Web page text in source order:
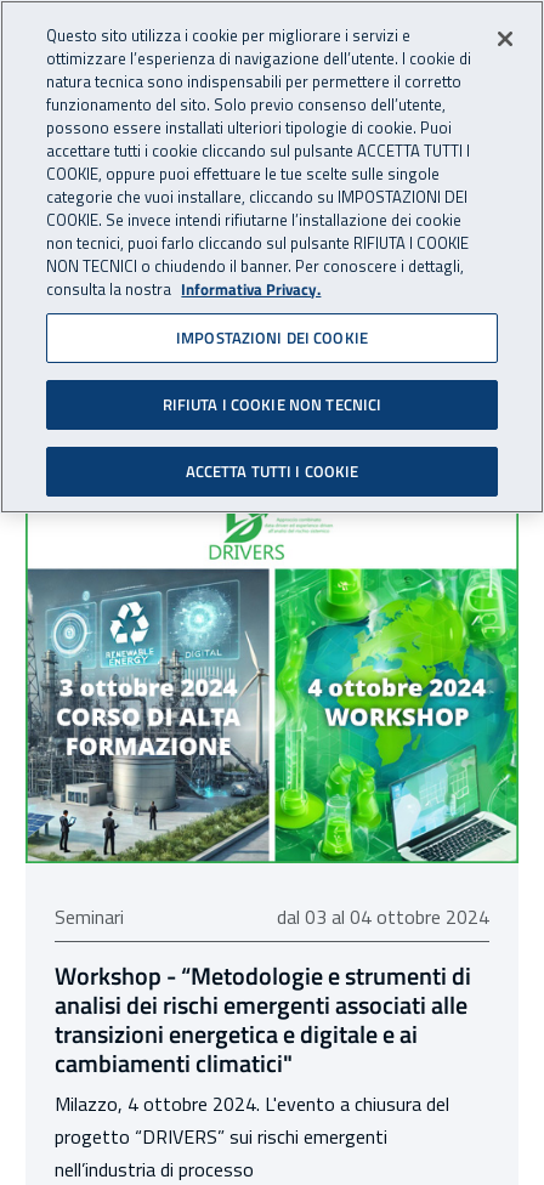
INAIL - Istituto Nazionale
Apri cerca
Navigazione principale
Navigazione - Ti trovi in:
Home Inail comunica Eventi
Eventi
Contenuti correlati per:Nazionale, Attivita (X)
Elenco corsi 2risultati
Seminari dal 03 al 04 ottobre 2024
dal 03 al 04 ottobre 2024
Workshop - “Metodologie e strumenti di
analisi dei rischi emergenti associati alle
transizioni energetica e digitale e ai
cambiamenti climatici"
Milazzo, 4 ottobre 2024. L'evento a chiusura del
progetto “DRIVERS” sui rischi emergenti
nell’industria di processo
Questo sito utilizza i cookie per migliorare i servizi e
ottimizzare l’esperienza di navigazione dell’utente. I cookie di
natura tecnica sono indispensabili per permettere il corretto
funzionamento del sito. Solo previo consenso dell’utente,
possono essere installati ulteriori tipologie di cookie. Puoi
accettare tutti i cookie cliccando sul pulsante ACCETTA TUTTI I
COOKIE, oppure puoi effettuare le tue scelte sulle singole
categorie che vuoi installare, cliccando su IMPOSTAZIONI DEI
COOKIE. Se invece intendi rifiutarne l’installazione dei cookie
non tecnici, puoi farlo cliccando sul pulsante RIFIUTA I COOKIE
NON TECNICI o chiudendo il banner. Per conoscere i dettagli,
consulta la nostra Informativa Privacy.
IMPOSTAZIONI DEI COOKIE
RIFIUTA I COOKIE NON TECNICI
ACCETTA TUTTI I COOKIE